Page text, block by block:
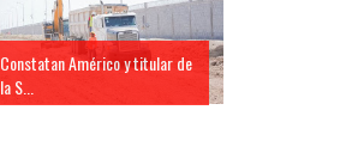
Constatan Américo y titular de
la S...